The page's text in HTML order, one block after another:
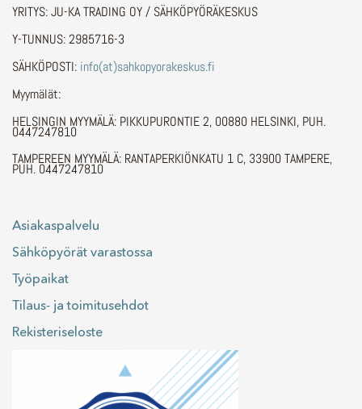
YRITYS: JU-KA TRADING OY / SÄHKÖPYÖRÄKESKUS
Y-TUNNUS: 2985716-3
SÄHKÖPOSTI: info(at)sahkopyorakeskus.fi
Myymälät:
HELSINGIN MYYMÄLÄ: PIKKUPURONTIE 2, 00880 HELSINKI, PUH.
0447247810
TAMPEREEN MYYMÄLÄ: RANTAPERKIÖNKATU 1 C, 33900 TAMPERE,
PUH. 0447247810
Asiakaspalvelu
Sähköpyörät varastossa
Työpaikat
Tilaus- ja toimitusehdot
Rekisteriseloste